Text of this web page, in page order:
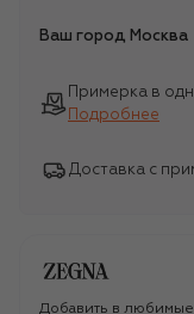
Ваш город Москва
Примерка в
Подробнее
Доставка с
Добавить в